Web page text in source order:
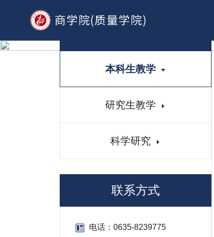
教学科研
本科生教学
研究生教学
科学研究
联系方式
电话： 0635-8239775